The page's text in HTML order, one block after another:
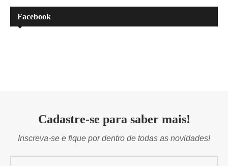
Facebook
Cadastre-se para saber mais!
Inscreva-se e fique por dentro de todas as novidades!